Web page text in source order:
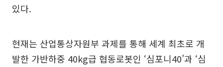
있다.
현재는 산업통상자원부 과제를 통해 세계 최초로 개
발한 가반하중 40kg급 협동로봇인 ‘심포니40’과 ‘심